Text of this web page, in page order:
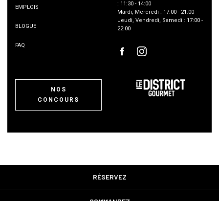
RÉSERVEZ
EMPLOIS
BLOGUE
FAQ
: 11:30 - 14:00
Mardi, Mercredi : 17:00 - 21:00
Jeudi, Vendredi, Samedi : 17:00 -
22:00
NOS
CONCOURS